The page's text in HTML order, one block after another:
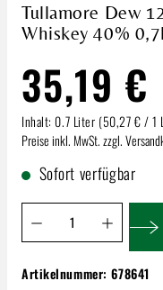
Tullamore Dew
Whiskey 40% 0,7l
35,19 €
Inhalt: 0.7 Liter (50,27 € / 1
Preise inkl. MwSt. zzgl.
Sofort verfügbar
Produkt Anzahl:
Tullamore Dew
Artikelnummer:678641